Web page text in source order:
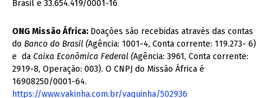
Brasil é 33.654.419/0001-16
ONG Missão África: Doações são recebidas através das contas
do Banco do Brasil (Agência: 1001-4, Conta corrente: 119.273- 6)
e da Caixa Econômica Federal (Agência: 3961, Conta corrente:
2919-8, Operação: 003). O CNPJ do Missão África é
16908250/0001-64.
https://www.vakinha.com.br/vaquinha/502936